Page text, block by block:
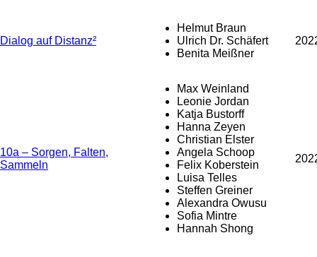
Dialog auf Distanz²
Helmut Braun
Ulrich Dr. Schäfert
Benita Meißner
10a – Sorgen, Falten,
Sammeln
Max Weinland
Leonie Jordan
Katja Bustorff
Hanna Zeyen
Christian Elster
Angela Schoop
Felix Koberstein
Luisa Telles
Steffen Greiner
Alexandra Owusu
Sofia Mintre
Hannah Shong